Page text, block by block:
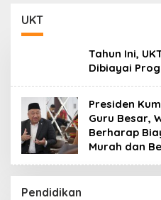
UKT
Tahun Ini,
Dibiayai
Presiden
Guru Besar,
Berharap
Murah dan
Pendidikan